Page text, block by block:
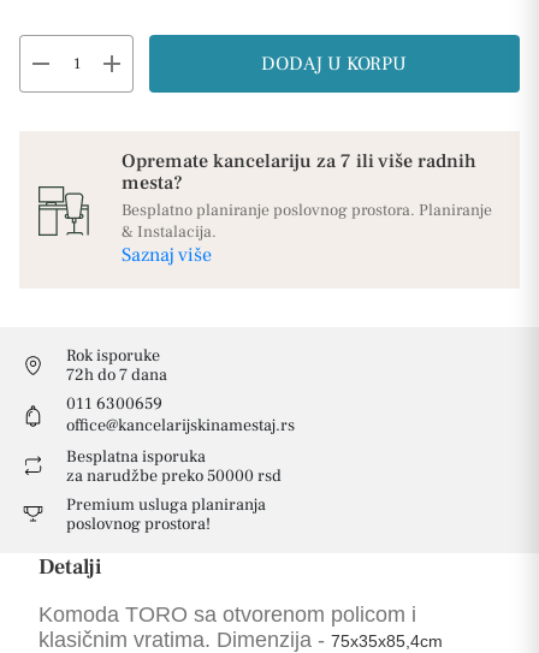
remove add DODAJ U KORPU
Opremate kancelariju za 7 ili više radnih
mesta?
Besplatno planiranje poslovnog prostora. Planiranje
& Instalacija.
Saznaj više
Rok isporuke
72h do 7 dana
011 6300659
office@kancelarijskinamestaj.rs
Besplatna isporuka
za narudžbe preko 50000 rsd
Premium usluga planiranja
poslovnog prostora!
Detalji
Komoda TORO sa otvorenom policom i
klasičnim vratima. Dimenzija - 75x35x85,4cm